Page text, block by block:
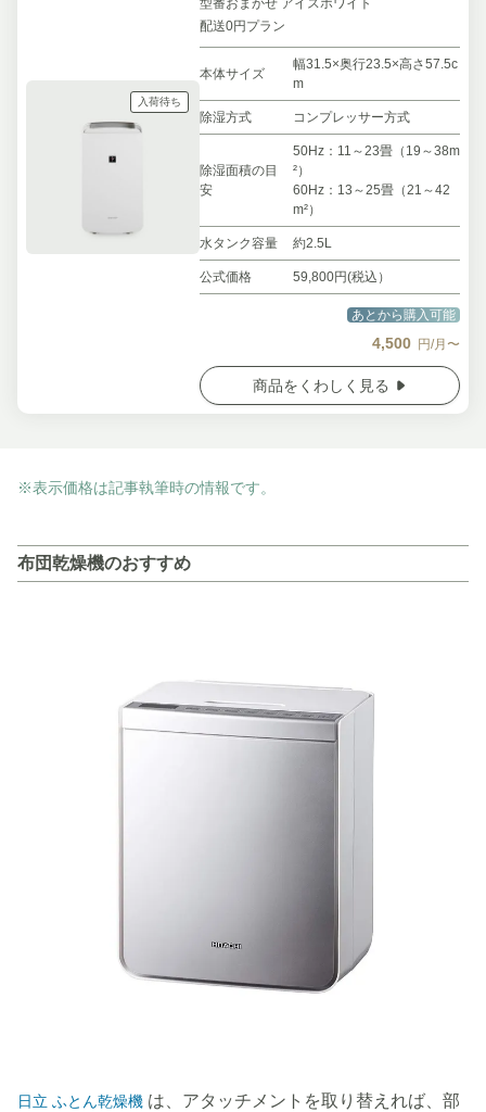
入荷待ち
型番おまかせ アイスホワイト
配送0円プラン
本体サイズ
幅31.5×奥行23.5×高さ57.5c
m
除湿方式 コンプレッサー方式
除湿面積の目
安
50Hz：11～23畳（19～38m
²）
60Hz：13～25畳（21～42
m²）
水タンク容量 約2.5L
公式価格 59,800円(税込）
あとから購入可能
4,500 円/月〜
商品をくわしく見る
※表示価格は記事執筆時の情報です。
布団乾燥機のおすすめ
日立 ふとん乾燥機 は、アタッチメントを取り替えれば、部